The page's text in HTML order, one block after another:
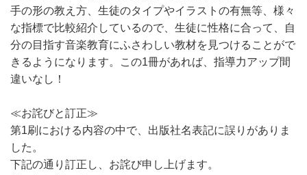
手の形の教え方、生徒のタイプやイラストの有無等、様々
な指標で比較紹介しているので、生徒に性格に合って、自
分の目指す音楽教育にふさわしい教材を見つけることがで
きるようになります。この1冊があれば、指導力アップ間
違いなし！
≪お詫びと訂正≫
第1刷における内容の中で、出版社名表記に誤りがありま
した。
下記の通り訂正し、お詫び申し上げます。